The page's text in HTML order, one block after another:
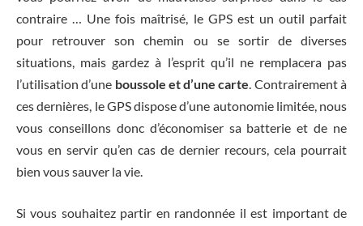
contraire … Une fois maîtrisé, le GPS est un outil parfait
pour retrouver son chemin ou se sortir de diverses
situations, mais gardez à l’esprit qu’il ne remplacera pas
l’utilisation d’une boussole et d’une carte . Contrairement à
ces dernières, le GPS dispose d’une autonomie limitée, nous
vous conseillons donc d’économiser sa batterie et de ne
vous en servir qu’en cas de dernier recours, cela pourrait
bien vous sauver la vie.
Si vous souhaitez partir en randonnée il est important de